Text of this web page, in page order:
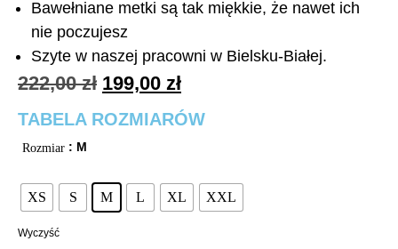
Bawełniane metki są tak miękkie, że nawet ich
nie poczujesz
Szyte w naszej pracowni w Bielsku-Białej.
222,00zł 199,00 zł
TABELA ROZMIARÓW
Rozmiar : M
XS S M L XL XXL
Wyczyść